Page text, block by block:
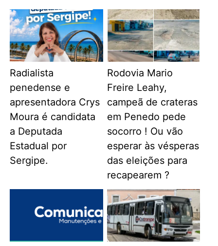
Radialista
penedense e
apresentadora Crys
Moura é candidata
a Deputada
Estadual por
Sergipe.
Rodovia Mario
Freire Leahy,
campeã de crateras
em Penedo pede
socorro ! Ou vão
esperar às vésperas
das eleições para
recapearem ?